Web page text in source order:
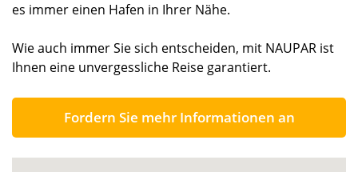
es immer einen Hafen in Ihrer Nähe.
Wie auch immer Sie sich entscheiden, mit NAUPAR ist
Ihnen eine unvergessliche Reise garantiert.
Fordern Sie mehr Informationen an